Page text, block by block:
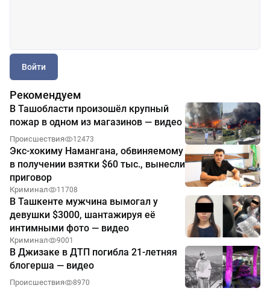
Войти
Рекомендуем
В Ташобласти произошёл крупный
пожар в одном из магазинов — видео
Происшествия 12473
Экс-хокиму Намангана, обвиняемому
в получении взятки $60 тыс., вынесли
приговор
Криминал 11708
В Ташкенте мужчина вымогал у
девушки $3000, шантажируя её
интимными фото — видео
Криминал 9001
В Джизаке в ДТП погибла 21-летняя
блогерша — видео
Происшествия 8970